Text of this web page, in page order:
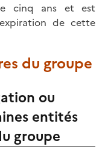
cinq ans et est
de cette
du groupe
ou
entités
groupe